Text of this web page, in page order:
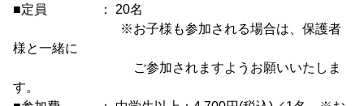
■定員 ： 20名
※お子様も参加される場合は、保護者
様と一緒に
ご参加されますようお願いいたしま
す。